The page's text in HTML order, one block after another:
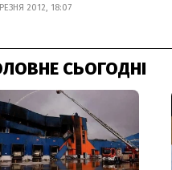
2012, 18:07
СЬОГОДНІ